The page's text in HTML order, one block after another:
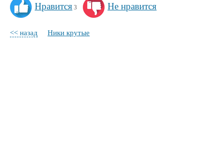
Нравится 3 Не нравится
<< назад Ники крутые